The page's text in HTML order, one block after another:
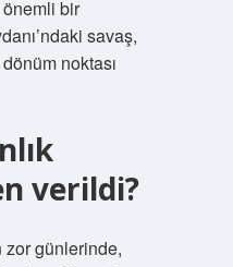
önemli bir
savaş,
dönüm noktası
verildi?
günlerinde,